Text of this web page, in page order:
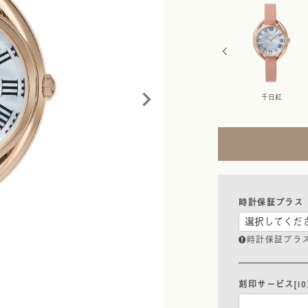
チューリップ 千日紅
時計保証プラス
時計保証プラ
刻印サービス